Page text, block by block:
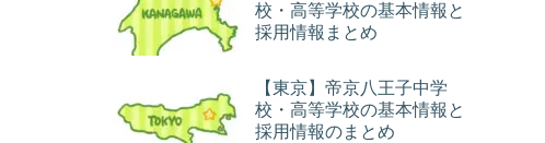
校・高等学校の基本情報と
採用情報まとめ
【東京】帝京八王子中学
校・高等学校の基本情報と
採用情報のまとめ